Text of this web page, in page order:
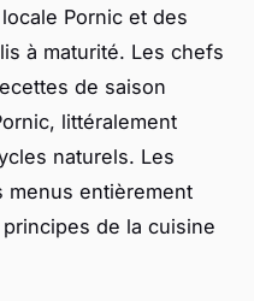
Pornic et des
à maturité. Les chefs
de saison
littéralement
naturels. Les
menus entièrement
de la cuisine